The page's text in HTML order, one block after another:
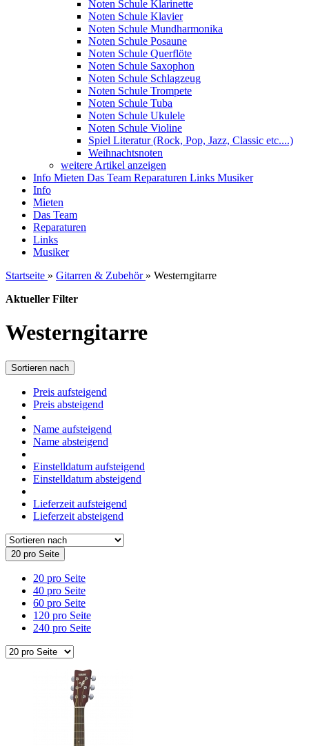
Noten Schule Klarinette
Noten Schule Klavier
Noten Schule Mundharmonika
Noten Schule Posaune
Noten Schule Querflöte
Noten Schule Saxophon
Noten Schule Schlagzeug
Noten Schule Trompete
Noten Schule Tuba
Noten Schule Ukulele
Noten Schule Violine
Spiel Literatur (Rock, Pop, Jazz, Classic etc....)
Weihnachtsnoten
weitere Artikel anzeigen
Info Mieten Das Team Reparaturen Links Musiker
Info
Mieten
Das Team
Reparaturen
Links
Musiker
Startseite » Gitarren & Zubehör » Westerngitarre
Aktueller Filter
Westerngitarre
Sortieren nach
Preis aufsteigend
Preis absteigend
Name aufsteigend
Name absteigend
Einstelldatum aufsteigend
Einstelldatum absteigend
Lieferzeit aufsteigend
Lieferzeit absteigend
20 pro Seite
20 pro Seite
40 pro Seite
60 pro Seite
120 pro Seite
240 pro Seite